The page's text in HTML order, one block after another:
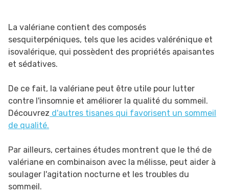
La valériane contient des composés
sesquiterpéniques, tels que les acides valérénique et
isovalérique, qui possèdent des propriétés apaisantes
et sédatives.
De ce fait, la valériane peut être utile pour lutter
contre l'insomnie et améliorer la qualité du sommeil.
Découvrez d'autres tisanes qui favorisent un sommeil
de qualité.
Par ailleurs, certaines études montrent que le thé de
valériane en combinaison avec la mélisse, peut aider à
soulager l'agitation nocturne et les troubles du
sommeil.